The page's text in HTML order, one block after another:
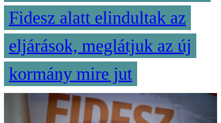
Fidesz alatt elindultak az
eljárások, meglátjuk az új
kormány mire jut